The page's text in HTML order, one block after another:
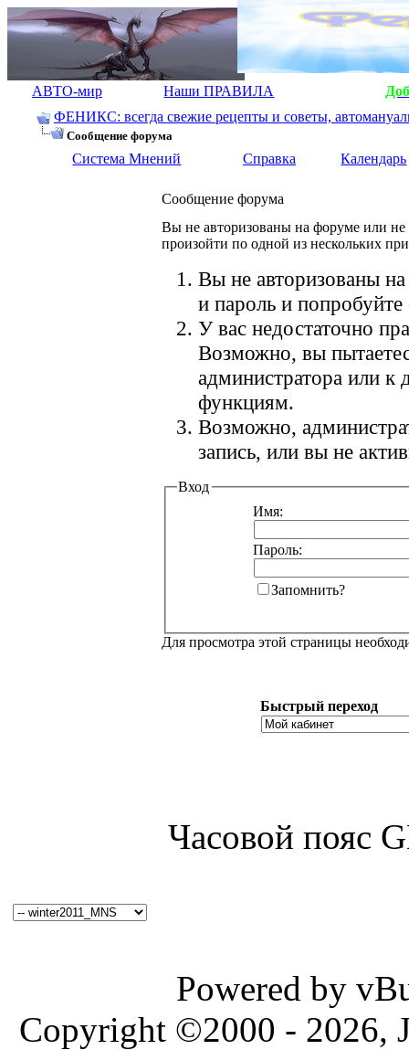
АВТО-мир Наши ПРАВИЛА
ФЕНИКС: всегда свежие рецепты и советы,
Сообщение форума
Система Мнений Справка Календарь
Сообщение форума
Вы не авторизованы на форуме или не
произойти по одной из нескольких
Вы не авторизованы
и пароль и
У вас недостаточно
Возможно, вы
администратора или
функциям.
Возможно,
запись, или вы не
Вход
Имя:
Пароль:
Запомнить?
Для просмотра этой страницы
Быстрый переход
Часовой пояс
Powered by
Copyright ©2000 - 2026,